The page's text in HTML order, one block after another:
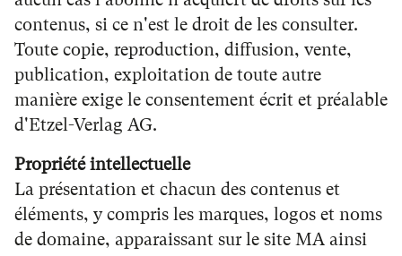
contenus, si ce n'est le droit de les consulter.
Toute copie, reproduction, diffusion, vente,
publication, exploitation de toute autre
manière exige le consentement écrit et préalable
d'Etzel-Verlag AG.
Propriété intellectuelle
La présentation et chacun des contenus et
éléments, y compris les marques, logos et noms
de domaine, apparaissant sur le site MA ainsi